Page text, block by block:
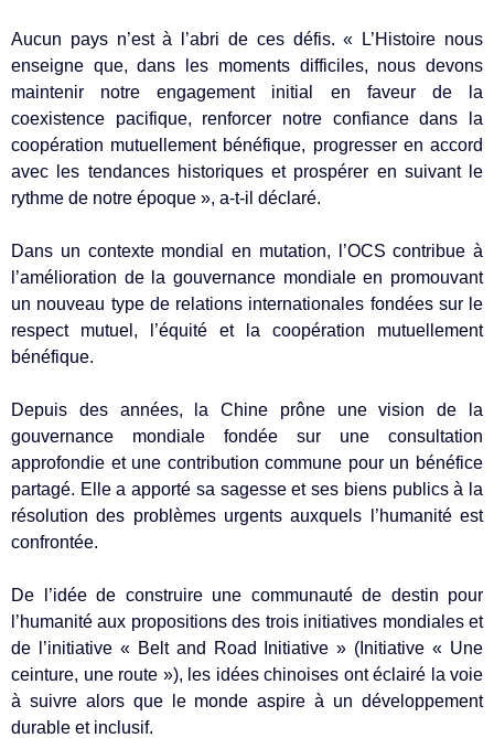
Aucun pays n’est à l’abri de ces défis. « L’Histoire nous
enseigne que, dans les moments difficiles, nous devons
maintenir notre engagement initial en faveur de la
coexistence pacifique, renforcer notre confiance dans la
coopération mutuellement bénéfique, progresser en accord
avec les tendances historiques et prospérer en suivant le
rythme de notre époque », a-t-il déclaré.
Dans un contexte mondial en mutation, l’OCS contribue à
l’amélioration de la gouvernance mondiale en promouvant
un nouveau type de relations internationales fondées sur le
respect mutuel, l’équité et la coopération mutuellement
bénéfique.
Depuis des années, la Chine prône une vision de la
gouvernance mondiale fondée sur une consultation
approfondie et une contribution commune pour un bénéfice
partagé. Elle a apporté sa sagesse et ses biens publics à la
résolution des problèmes urgents auxquels l’humanité est
confrontée.
De l’idée de construire une communauté de destin pour
l’humanité aux propositions des trois initiatives mondiales et
de l’initiative « Belt and Road Initiative » (Initiative « Une
ceinture, une route »), les idées chinoises ont éclairé la voie
à suivre alors que le monde aspire à un développement
durable et inclusif.